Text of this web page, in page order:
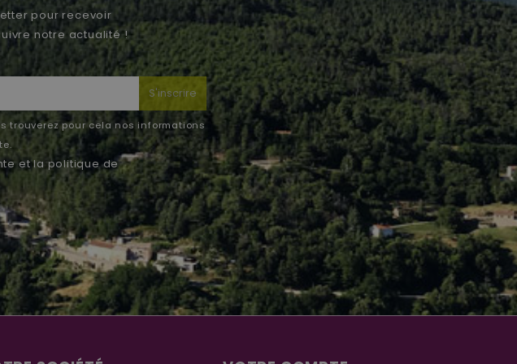
pour recevoir
notre actualité !
S'inscrire
trouverez pour cela nos informations
et lapolitique de